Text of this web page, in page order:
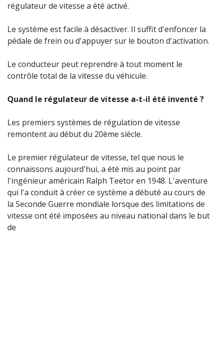
régulateur de vitesse a été activé.
Le système est facile à désactiver. Il suffit d'enfoncer la
pédale de frein ou d'appuyer sur le bouton d'activation.
Le conducteur peut reprendre à tout moment le
contrôle total de la vitesse du véhicule.
Quand le régulateur de vitesse a-t-il été inventé ?
Les premiers systèmes de régulation de vitesse
remontent au début du 20ème siècle.
Le premier régulateur de vitesse, tel que nous le
connaissons aujourd'hui, a été mis au point par
l'ingénieur américain Ralph Teetor en 1948. L'aventure
qui l'a conduit à créer ce système a débuté au cours de
la Seconde Guerre mondiale lorsque des limitations de
vitesse ont été imposées au niveau national dans le but
de